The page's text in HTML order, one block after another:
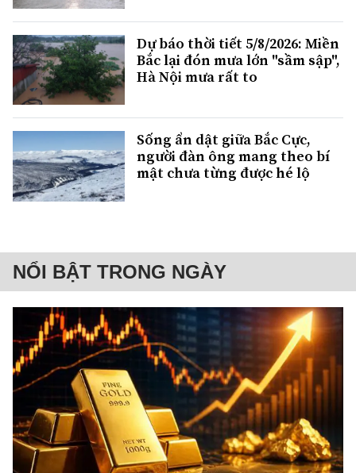
Dự báo thời tiết 5/8/2026: Miền
Bắc lại đón mưa lớn "sầm sập",
Hà Nội mưa rất to
Sống ẩn dật giữa Bắc Cực,
người đàn ông mang theo bí
mật chưa từng được hé lộ
NỔI BẬT TRONG NGÀY